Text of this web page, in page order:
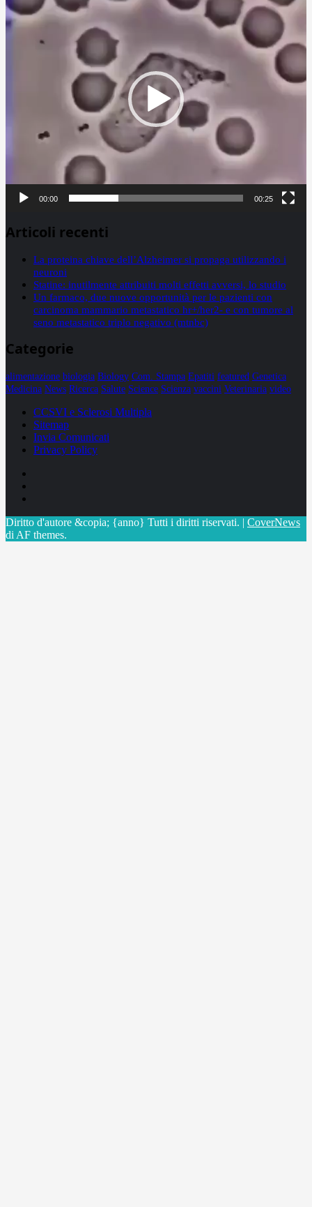
Player
00:00 00:25
Articoli recenti
La proteina chiave dell’Alzheimer si propaga utilizzando i
neuroni
Statine: inutilmente attribuiti molti effetti avversi, lo studio
Un farmaco, due nuove opportunità per le pazienti con
carcinoma mammario metastatico hr+/her2- e con tumore al
seno metastatico triplo negativo (mtnbc)
Categorie
alimentazione biologia Biology Com. Stampa Epatiti featured Genetica
Medicina News Ricerca Salute Science Scienza vaccini Veterinaria video
CCSVI e Sclerosi Multipla
Sitemap
Invia Comunicati
Privacy Policy
Diritto d'autore &copia; {anno} Tutti i diritti riservati. | CoverNews
di AF themes.